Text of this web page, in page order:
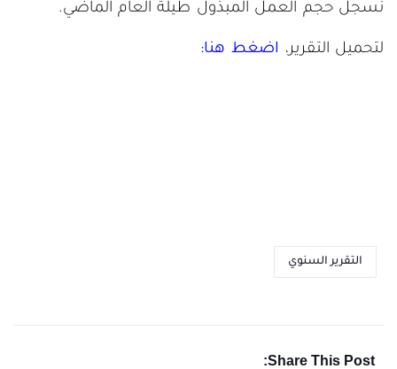
نسجل حجم العمل المبذول طيلة العام الماضي.
لتحميل التقرير، اضغط هنا:
التقرير السنوي
Share This Post: